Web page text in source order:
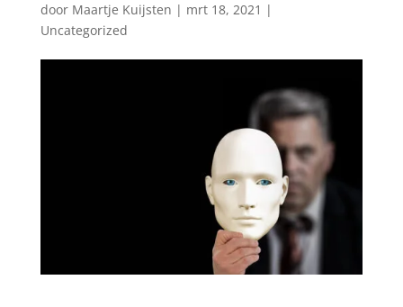
door Maartje Kuijsten | mrt 18, 2021 |
Uncategorized